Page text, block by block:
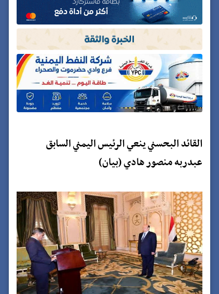
القائد البحسني ينعي الرئيس اليمني السابق
عبدربه منصور هادي (بيان)